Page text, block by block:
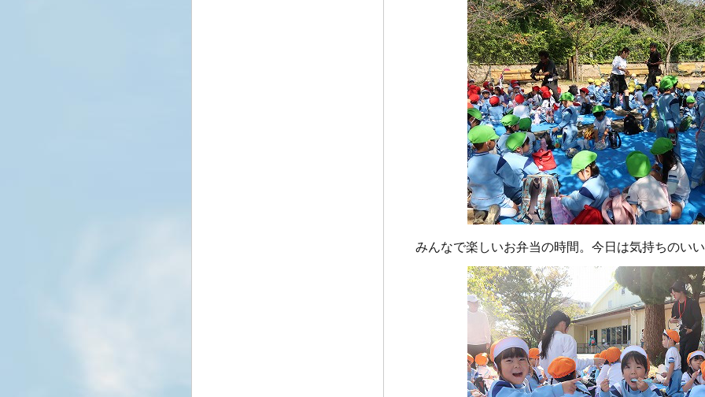
みんなで楽しいお弁当の時間。今日は気持ちのい